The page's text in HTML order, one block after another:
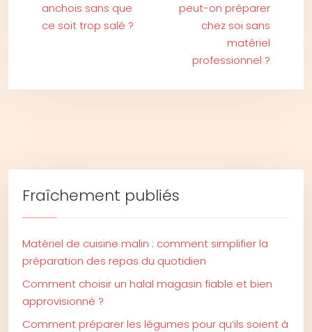
anchois sans que
ce soit trop salé ?
peut-on préparer
chez soi sans
matériel
professionnel ?
Fraîchement publiés
Matériel de cuisine malin : comment simplifier la
préparation des repas du quotidien
Comment choisir un halal magasin fiable et bien
approvisionné ?
Comment préparer les légumes pour qu’ils soient à